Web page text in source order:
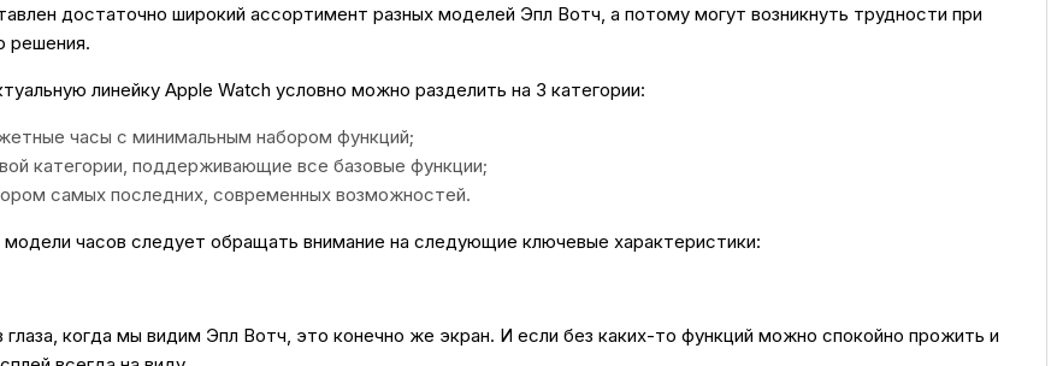
Умный дом и безопасность
Автомобильные аксессуары
Сервисный центр Apple в Самаре
Подарочные сертификаты
Аудио
достаточно широкий ассортимент разных моделей Эпл Вотч, а потому могут возникнуть трудности при
решения.
линейку Apple Watch условно можно разделить на 3 категории:
часы с минимальным набором функций;
категории, поддерживающие все базовые функции;
самых последних, современных возможностей.
модели часов следует обращать внимание на следующие ключевые характеристики:
когда мы видим Эпл Вотч, это конечно же экран. И если без каких-то функций можно спокойно прожить и